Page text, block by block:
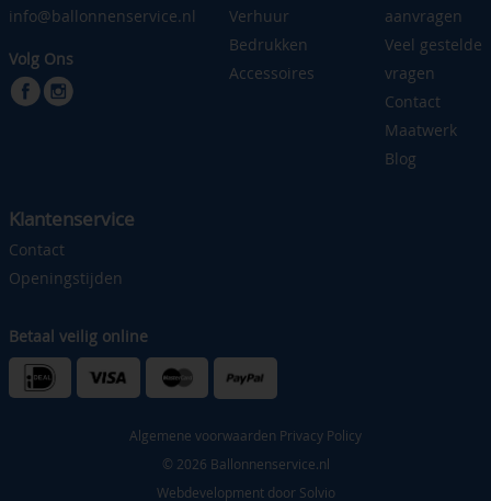
info@ballonnenservice.nl
Volg Ons
Verhuur
Bedrukken
Accessoires
aanvragen
Veel gestelde
vragen
Contact
Maatwerk
Blog
Klantenservice
Contact
Openingstijden
Betaal veilig online
Algemene voorwaarden Privacy Policy
© 2026 Ballonnenservice.nl
Webdevelopment door Solvio